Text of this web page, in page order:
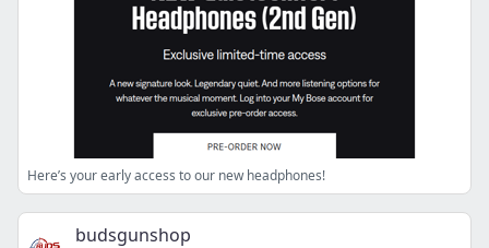
Here’s your early access to our new headphones!
budsgunshop